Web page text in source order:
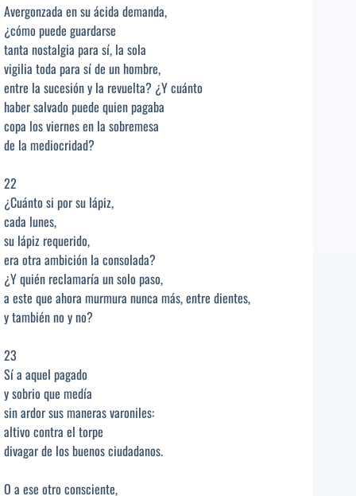
Avergonzada en su ácida demanda,
¿cómo puede guardarse
tanta nostalgia para sí, la sola
vigilia toda para sí de un hombre,
entre la sucesión y la revuelta? ¿Y cuánto
haber salvado puede quien pagaba
copa los viernes en la sobremesa
de la mediocridad?
22
¿Cuánto si por su lápiz,
cada lunes,
su lápiz requerido,
era otra ambición la consolada?
¿Y quién reclamaría un solo paso,
a este que ahora murmura nunca más, entre dientes,
y también no y no?
23
Sí a aquel pagado
y sobrio que medía
sin ardor sus maneras varoniles:
altivo contra el torpe
divagar de los buenos ciudadanos.
O a ese otro consciente,